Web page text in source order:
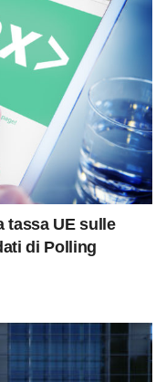
tassa UE sulle
di Polling